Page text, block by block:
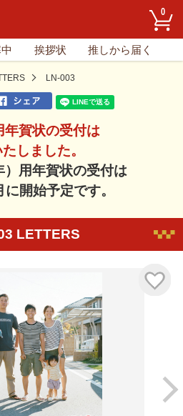
0
挨拶状 推しから届く
LN-003
年賀状の受付は
しました。
用年賀状の受付は
開始予定です。
LETTERS